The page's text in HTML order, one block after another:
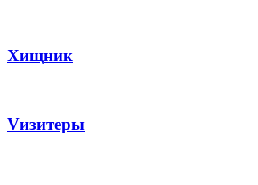
Хищник
Vизитеры